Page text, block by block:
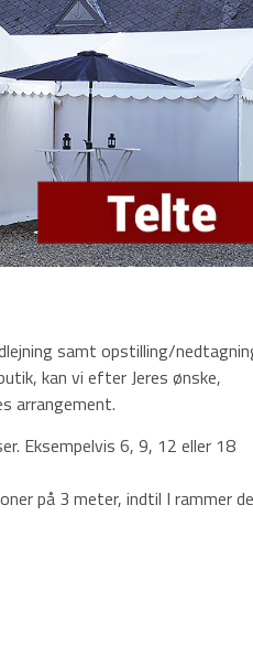
samt opstilling/
kan vi efter Jeres ønske,
arrangement.
Eksempelvis 6, 9, 12 eller 18
på 3 meter, indtil I rammer